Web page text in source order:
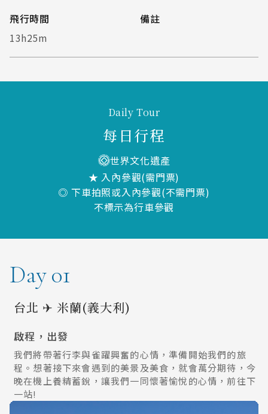
飛行時間
13h25m
備註
Daily Tour
每日行程
世界文化遺產
★ 入內參觀(需門票)
◎ 下車拍照或入內參觀(不需門票)
不標示為行車參觀
Day 01
台北 ✈ 米蘭(義大利)
啟程，出發
我們將帶著行李與雀躍興奮的心情，準備開始我們的旅
程。想著接下來會遇到的美景及美食，就會萬分期待，今
晚在機上養精蓄銳，讓我們一同懷著愉悅的心情，前往下
一站!